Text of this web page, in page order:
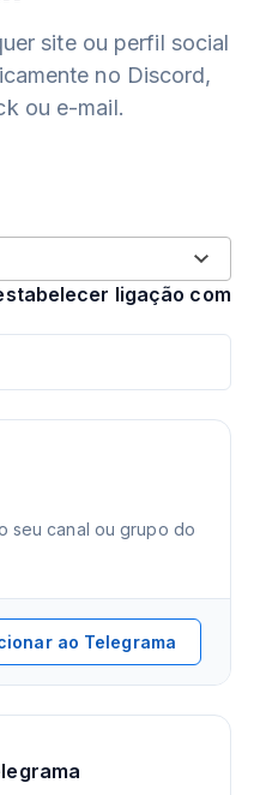
site ou perfil social
no Discord,
ou e-mail.
ligação com
seu canal ou grupo do
ao Telegrama